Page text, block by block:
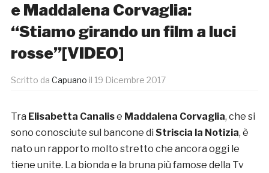
e Maddalena Corvaglia:
“Stiamo girando un film a luci
rosse”[VIDEO]
Scritto da Capuano il 19 Dicembre 2017
Tra Elisabetta Canalise Maddalena Corvaglia, che si
sono conosciute sul bancone di Striscia la Notizia, è
nato un rapporto molto stretto che ancora oggi le
tiene unite. La bionda e la bruna più famose della Tv